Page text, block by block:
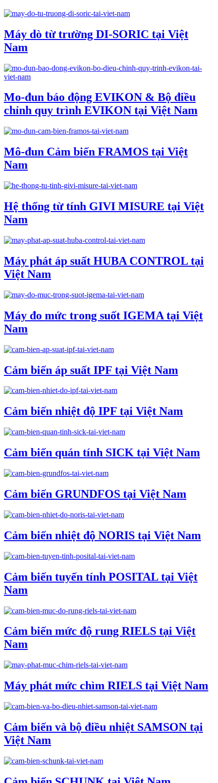
Máy dò từ trường DI-SORIC tại Việt
Nam
Mo-đun báo động EVIKON & Bộ điều
chỉnh quy trình EVIKON tại Việt Nam
Mô-đun Cảm biến FRAMOS tại Việt
Nam
Hệ thống từ tính GIVI MISURE tại Việt
Nam
Máy phát áp suất HUBA CONTROL tại
Việt Nam
Máy đo mức trong suốt IGEMA tại Việt
Nam
Cảm biến áp suất IPF tại Việt Nam
Cảm biến nhiệt độ IPF tại Việt Nam
Cảm biến quán tính SICK tại Việt Nam
Cảm biến GRUNDFOS tại Việt Nam
Cảm biến nhiệt độ NORIS tại Việt Nam
Cảm biến tuyến tính POSITAL tại Việt
Nam
Cảm biến mức độ rung RIELS tại Việt
Nam
Máy phát mức chìm RIELS tại Việt Nam
Cảm biến và bộ điều nhiệt SAMSON tại
Việt Nam